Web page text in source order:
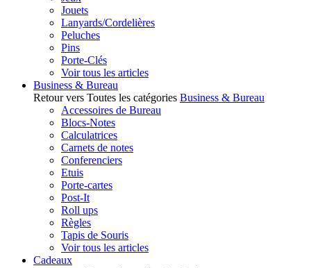
Jouets
Lanyards/Cordelières
Peluches
Pins
Porte-Clés
Voir tous les articles
Business & Bureau
Retour vers Toutes les catégories Business & Bureau
Accessoires de Bureau
Blocs-Notes
Calculatrices
Carnets de notes
Conferenciers
Etuis
Porte-cartes
Post-It
Roll ups
Règles
Tapis de Souris
Voir tous les articles
Cadeaux